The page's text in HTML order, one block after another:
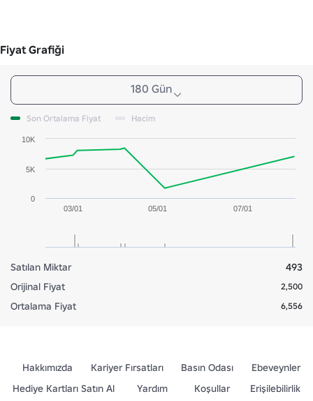
Fiyat Grafiği
180 Gün
Son Ortalama Fiyat Hacim
03/01 05/01 07/01
0
5K
10K
Satılan Miktar
493
Orijinal Fiyat
2,500
Ortalama Fiyat 6,556
Hakkımızda Kariyer Fırsatları Basın Odası
Ebeveynler
Hediye Kartları Satın Al
Yardım Koşullar Erişilebilirlik